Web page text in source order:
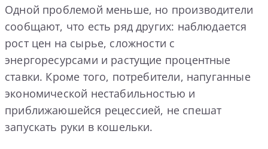
Одной проблемой меньше, но производители
сообщают, что есть ряд других: наблюдается
рост цен на сырье, сложности с
энергоресурсами и растущие процентные
ставки. Кроме того, потребители, напуганные
экономической нестабильностью и
приближаюшейся рецессией, не спешат
запускать руки в кошельки.